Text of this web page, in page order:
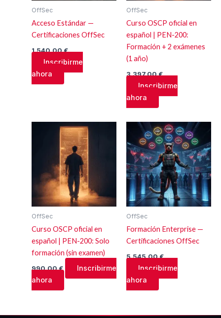
OffSec
Acceso Estándar —
Certificaciones OffSec
1.540,00€
Inscribirme
ahora
OffSec
Curso OSCP oficial en
español | PEN-200:
Formación + 2 exámenes
(1 año)
3.397,00€
Inscribirme
ahora
OffSec
Curso OSCP oficial en
español | PEN-200: Solo
formación (sin examen)
990,00€
Inscribirme
ahora
OffSec
Formación Enterprise —
Certificaciones OffSec
5.545,00€
Inscribirme
ahora